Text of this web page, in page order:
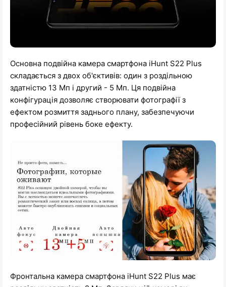
Основна подвійна камера смартфона iHunt S22 Plus
складається з двох об'єктивів: один з роздільною
здатністю 13 Мп і другий - 5 Мп. Ця подвійна
конфігурація дозволяє створювати фотографії з
ефектом розмиття заднього плану, забезпечуючи
професійний рівень боке ефекту.
Фронтальна камера смартфона iHunt S22 Plus має